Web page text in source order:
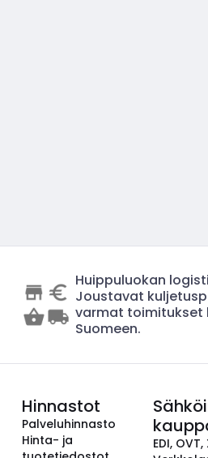
Huippuluokan
Joustavat
varmat toimitukset
Suomeen.
Hinnastot
Palveluhinnasto
Hinta- ja
EDI, OVT,